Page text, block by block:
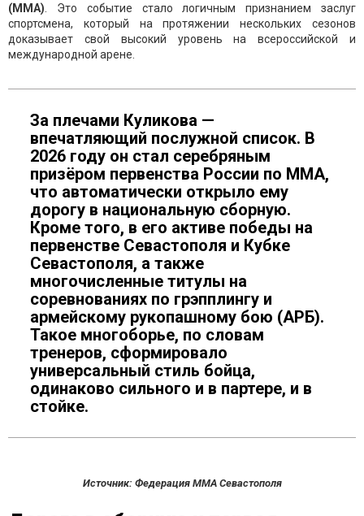
(ММА) . Это событие стало логичным признанием заслуг
спортсмена, который на протяжении нескольких сезонов
доказывает свой высокий уровень на всероссийской и
международной арене.
За плечами Куликова —
впечатляющий послужной список. В
2026 году он стал серебряным
призёром первенства России по ММА,
что автоматически открыло ему
дорогу в национальную сборную.
Кроме того, в его активе победы на
первенстве Севастополя и Кубке
Севастополя, а также
многочисленные титулы на
соревнованиях по грэпплингу и
армейскому рукопашному бою (АРБ).
Такое многоборье, по словам
тренеров, сформировало
универсальный стиль бойца,
одинаково сильного и в партере, и в
стойке.
Источник: Федерация ММА Севастополя